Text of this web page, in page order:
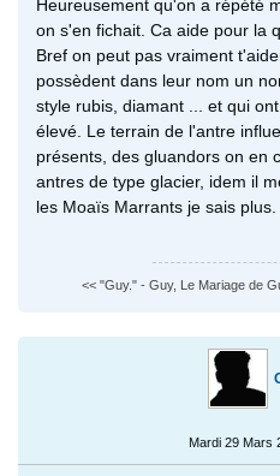
Heureusement qu'on a répété
on s'en fichait. Ca aide pour la
Bref on peut pas vraiment
possèdent dans leur nom un
style rubis, diamant ... et qui
élevé. Le terrain de l'antre
présents, des gluandors on en
antres de type glacier, idem il
les Moaïs Marrants je sais plus.
<< "Guy." - Guy, Le Mariage de
Mardi 29 Mars